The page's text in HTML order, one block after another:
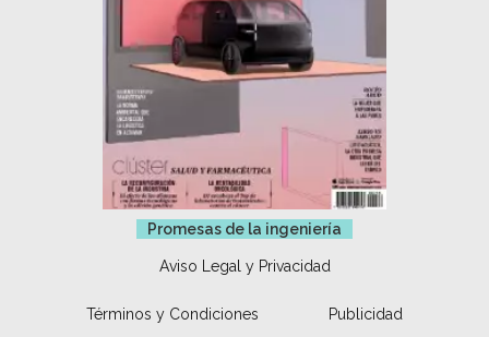
Promesas de la ingeniería
Aviso Legal y Privacidad
Términos y Condiciones Publicidad